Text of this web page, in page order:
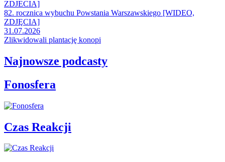
ZDJECIA]
82. rocznica wybuchu Powstania Warszawskiego [WIDEO,
ZDJĘCIA]
31.07.2026
Zlikwidowali plantację konopi
Najnowsze podcasty
Fonosfera
Czas Reakcji